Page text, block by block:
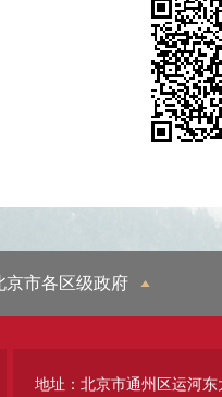
京市各区级政府
地址：北京市通州区运河东